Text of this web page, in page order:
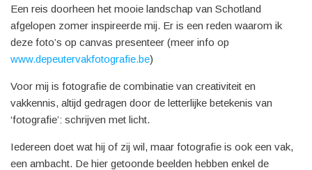
Een reis doorheen het mooie landschap van Schotland
afgelopen zomer inspireerde mij. Er is een reden waarom ik
deze foto’s op canvas presenteer (meer info op
www.depeutervakfotografie.be)
Voor mij is fotografie de combinatie van creativiteit en
vakkennis, altijd gedragen door de letterlijke betekenis van
‘fotografie’: schrijven met licht.
Iedereen doet wat hij of zij wil, maar fotografie is ook een vak,
een ambacht. De hier getoonde beelden hebben enkel de